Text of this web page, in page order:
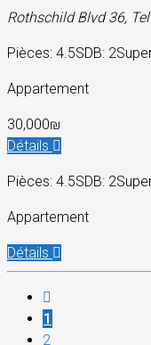
Rothschild Blvd 36,
Pièces: 4.5SDB: 2
Appartement
30,000₪
Détails
Pièces: 4.5SDB: 2
Appartement
Détails
1
2